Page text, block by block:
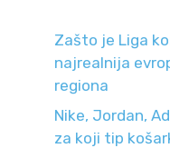
Zašto je Liga
najrealnija
regiona
Nike, Jordan,
za koji tip